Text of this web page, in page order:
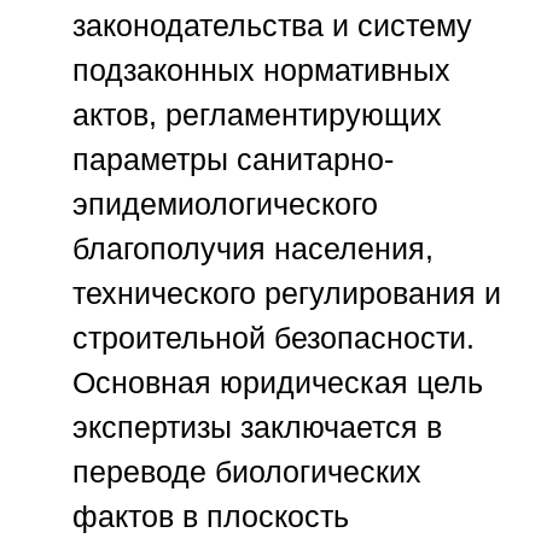
законодательства и систему
подзаконных нормативных
актов, регламентирующих
параметры санитарно-
эпидемиологического
благополучия населения,
технического регулирования и
строительной безопасности.
Основная юридическая цель
экспертизы заключается в
переводе биологических
фактов в плоскость